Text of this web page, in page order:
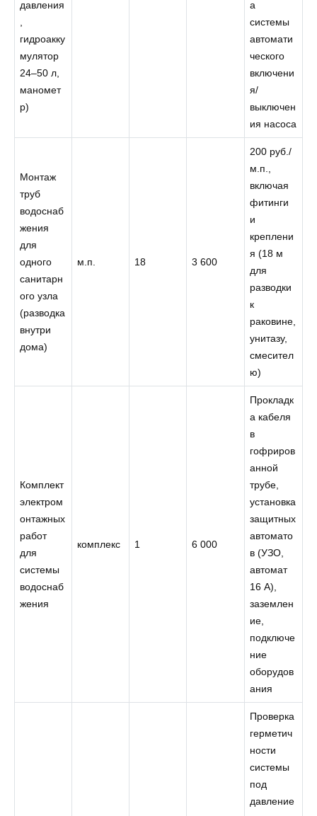
давления
гидроакку
мулятор
24–50 л,
маномет
р)
а
системы
автомати
ческого
включени
я/
выключен
ия насоса
Монтаж
труб
водоснаб
жения
для
одного
санитарн
ого узла
(разводка
внутри
дома)
м.п. 18 3 600
200 руб./
м.п.,
включая
фитинги
и
креплени
я (18 м
для
разводки
к
раковине,
унитазу,
смесител
ю)
Комплект
электром
онтажных
работ
для
системы
водоснаб
жения
комплекс 1 6 000
Прокладк
а кабеля
в
гофриров
анной
трубе,
установка
защитных
автомато
в (УЗО,
автомат
16 А),
заземлен
ие,
подключе
ние
оборудов
ания
Проверка
герметич
ности
системы
под
давление